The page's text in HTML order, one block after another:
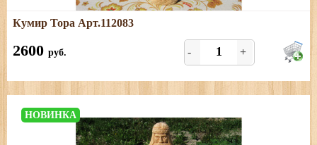
Подробнее
Размеры: длина - 8 см; ширина - 5 см; высота - 26 см
Кумир Тора Арт.112083
2600 руб. - +
НОВИНКА